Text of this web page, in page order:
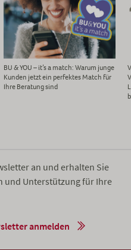
BU & YOU – it’s a match: Warum junge
Kunden jetzt ein perfektes Match für
Ihre Beratung sind
an und erhalten Sie
und Unterstützung für Ihre
anmelden